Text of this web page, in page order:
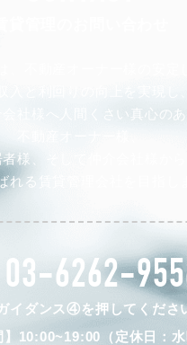
会社様へ人間くさい真心のあ
様、そして仲介会社様から
れる賃貸管理会社を目指し
03-6262-
イダンス④を押してくださ
】10:00~19:00（定休日：水